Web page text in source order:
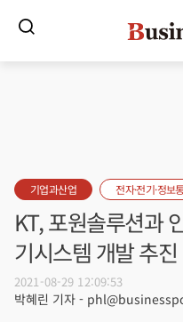
기업과산업 전자·전기·정보
KT, 포원솔루션과
기시스템 개발 추진
2021-08-29 12:09:53
박혜린 기자 -